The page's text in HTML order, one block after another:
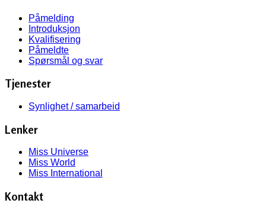
Påmelding
Introduksjon
Kvalifisering
Påmeldte
Spørsmål og svar
Tjenester
Synlighet / samarbeid
Lenker
Miss Universe
Miss World
Miss International
Kontakt